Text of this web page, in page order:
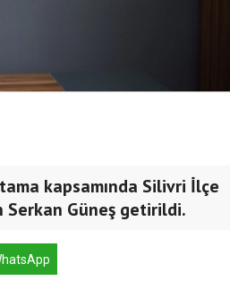
kapsamında Silivri İlçe
Serkan Güneş getirildi.